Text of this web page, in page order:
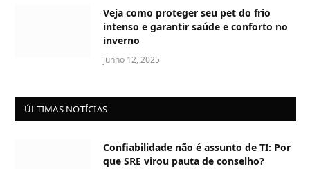
Veja como proteger seu pet do frio
intenso e garantir saúde e conforto no
inverno
junho 12, 2025
ÚLTIMAS NOTÍCIAS
Confiabilidade não é assunto de TI: Por
que SRE virou pauta de conselho?